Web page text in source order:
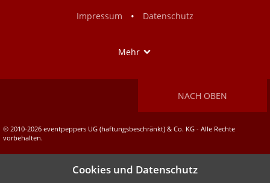
Impressum
• Datenschutz
Mehr
NACH OBEN
© 2010-2026 eventpeppers UG (haftungsbeschränkt) & Co. KG - Alle Rechte
vorbehalten.
Cookies und Datenschutz